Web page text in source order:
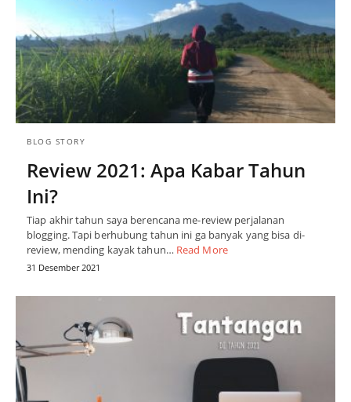
BLOG STORY
Review 2021: Apa Kabar Tahun
Ini?
Tiap akhir tahun saya berencana me-review perjalanan
blogging. Tapi berhubung tahun ini ga banyak yang bisa di-
review, mending kayak tahun… Read More
31 Desember 2021